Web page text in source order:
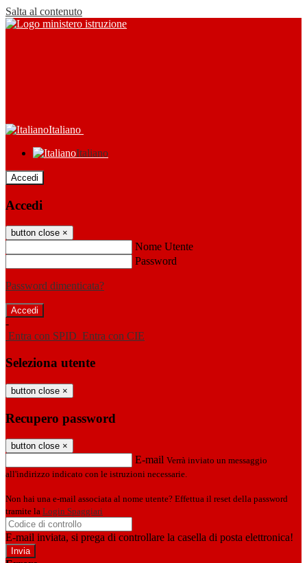
Salta al contenuto
Italiano
Italiano
Accedi
Accedi
button close ×
Nome Utente
Password
Password dimenticata?
-
Entra con SPID Entra con CIE
Seleziona utente
button close ×
Recupero password
button close ×
E-mail Verrà inviato un messaggio
all'indirizzo indicato con le istruzioni necessarie.
Non hai una e-mail associata al nome utente? Effettua il reset della password
tramite la Login Spaggiari
E-mail inviata, si prega di controllare la casella di posta elettronica!